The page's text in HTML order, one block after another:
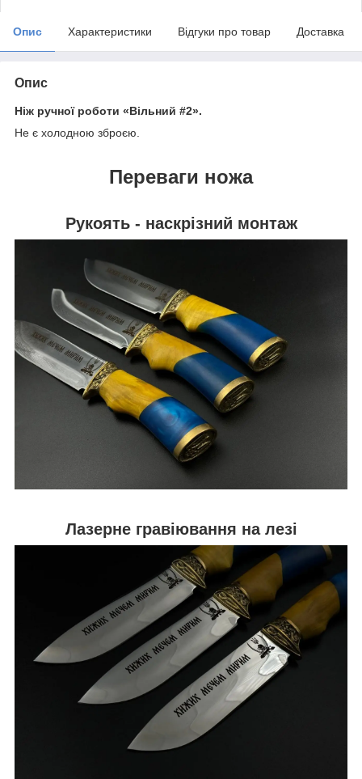
Опис Характеристики Відгуки про товар Доставка
Опис
Ніж ручної роботи «Вільний #2».
Не є холодною зброєю.
Переваги ножа
Рукоять - наскрізний монтаж
Лазерне гравіювання на лезі